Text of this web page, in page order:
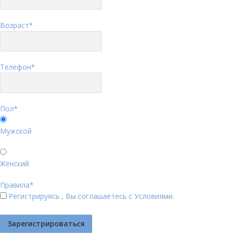
Возраст*
Телефон*
Пол*
Мужской
Женский
Правила*
Регистрируясь , Вы соглашаетесь с Условиями.